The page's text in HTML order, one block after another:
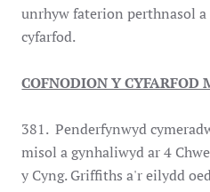
unrhyw faterion perthnasol
cyfarfod.
COFNODION Y CYFARFOD
381. Penderfynwyd
misol a gynhaliwyd ar 4
y Cyng. Griffiths a'r eilydd